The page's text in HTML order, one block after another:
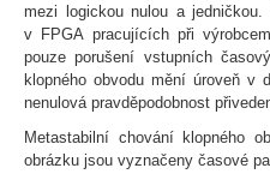
mezi logickou nulou a
v FPGA pracujících při
pouze porušení vstupních
klopného obvodu mění úroveň v
nenulová pravděpodobnost
Metastabilní chování klopného
obrázku jsou vyznačeny časové